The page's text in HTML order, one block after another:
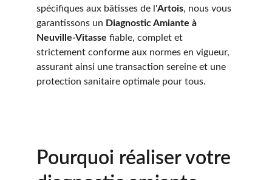
spécifiques aux bâtisses de l'Artois, nous vous
garantissons un Diagnostic Amiante à
Neuville-Vitasse fiable, complet et
strictement conforme aux normes en vigueur,
assurant ainsi une transaction sereine et une
protection sanitaire optimale pour tous.
Pourquoi réaliser votre